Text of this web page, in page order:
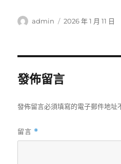
作
admin
發
2026 年 1 月 11 日
發佈留言
發佈留言必須填寫的電子郵件地址
留言 *